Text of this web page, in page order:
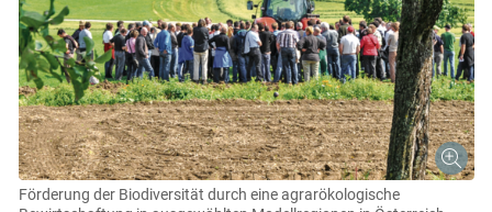
Förderung der Biodiversität durch eine agrarökologische